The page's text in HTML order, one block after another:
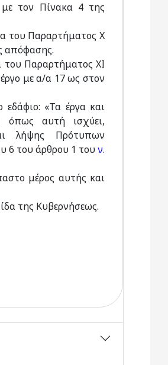
τον Πίνακα 4 της
του Παραρτήματος Χ
απόφασης.
του Παραρτήματος XI
με α/α 17 ως στον
«Τα έργα και
όπως αυτή ισχύει,
λήψης Πρότυπων
6 του άρθρου 1 του ν.
μέρος αυτής και
της Κυβερνήσεως.